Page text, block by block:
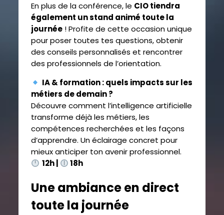
En plus de la conférence, le CIO tiendra
également un stand animé toute la
journée ! Profite de cette occasion unique
pour poser toutes tes questions, obtenir
des conseils personnalisés et rencontrer
des professionnels de l’orientation.
IA & formation : quels impacts sur les
métiers de demain ?
Découvre comment l’intelligence artificielle
transforme déjà les métiers, les
compétences recherchées et les façons
d’apprendre. Un éclairage concret pour
mieux anticiper ton avenir professionnel.
12h |
18h
Une ambiance en direct
toute la journée